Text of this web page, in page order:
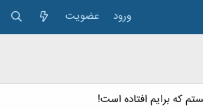
ورود عضویت
که برایم افتاده است!